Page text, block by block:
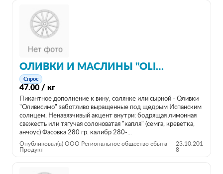
ОЛИВКИ И МАСЛИНЫ "OLIVISSIMO"
Спрос
47.00 / кг
Пикантное дополнение к вину, солянке или сырной - Оливки
"Оливисимо" заботливо выращенные под щедрым Испанским
солнцем. Ненавязчивый акцент внутри: бодрящая лимонная
свежесть или тягучая солоноватая "капля" (семга, креветка,
анчоус) Фасовка 280 гр. калибр 280-...
Опубликовал(а) ООО Региональное общество сбыта
Продукт
23.10.201
8